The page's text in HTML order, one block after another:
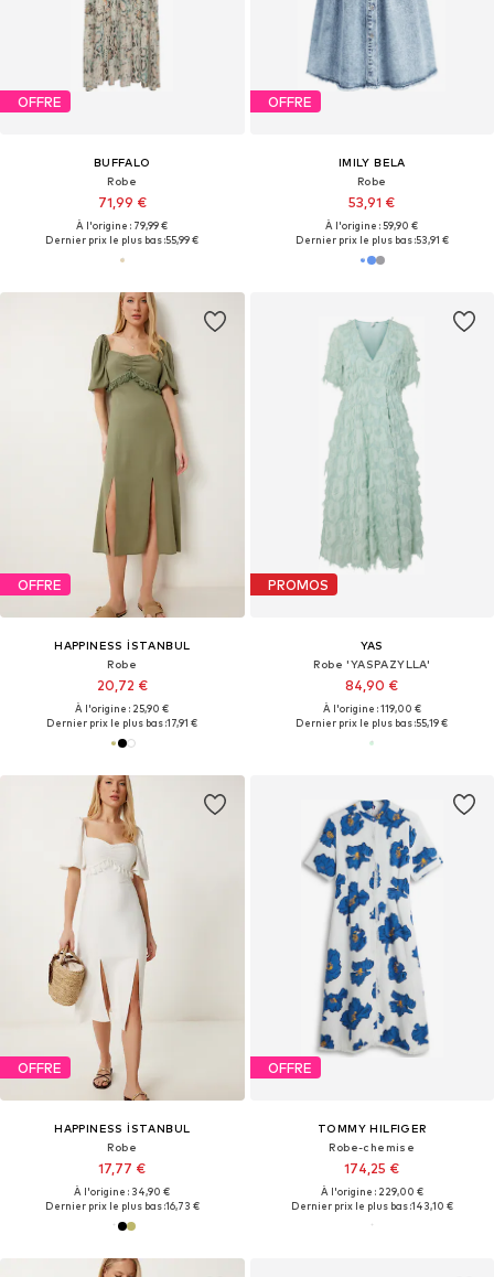
OFFRE
BUFFALO
Robe
71,99 €
À l'origine : 79,99 €
Dernier prix le plus bas :55,99 €
OFFRE
IMILY BELA
Robe
53,91 €
À l'origine : 59,90 €
Dernier prix le plus bas :53,91 €
OFFRE
HAPPINESS İSTANBUL
Robe
20,72 €
À l'origine : 25,90 €
Dernier prix le plus bas :17,91 €
PROMOS
YAS
Robe 'YASPAZYLLA'
84,90 €
À l'origine : 119,00 €
Dernier prix le plus bas :55,19 €
OFFRE
HAPPINESS İSTANBUL
Robe
17,77 €
À l'origine : 34,90 €
Dernier prix le plus bas :16,73 €
OFFRE
TOMMY HILFIGER
Robe-chemise
174,25 €
À l'origine : 229,00 €
Dernier prix le plus bas :143,10 €